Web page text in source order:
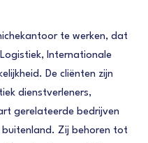
te werken, dat
Internationale
De cliënten zijn
dienstverleners,
gerelateerde bedrijven
buitenland. Zij behoren tot